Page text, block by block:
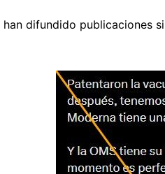
han difundido publicaciones